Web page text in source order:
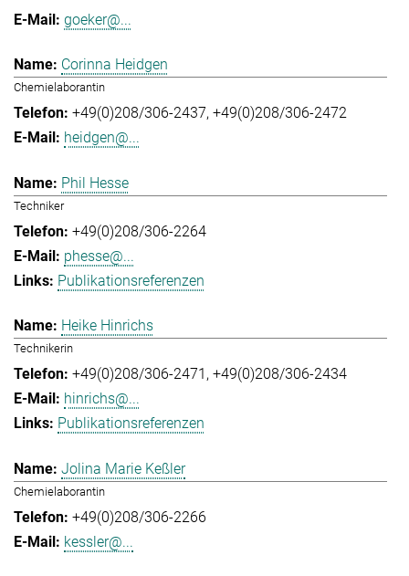
goeker@...
Corinna Heidgen
Chemielaborantin
+49(0)208/306-2437 +49(0)208/306-2472
heidgen@...
Phil Hesse
Techniker
+49(0)208/306-2264
phesse@...
Publikationsreferenzen
Heike Hinrichs
Technikerin
+49(0)208/306-2471 +49(0)208/306-2434
hinrichs@...
Publikationsreferenzen
Jolina Marie Keßler
Chemielaborantin
+49(0)208/306-2266
kessler@...